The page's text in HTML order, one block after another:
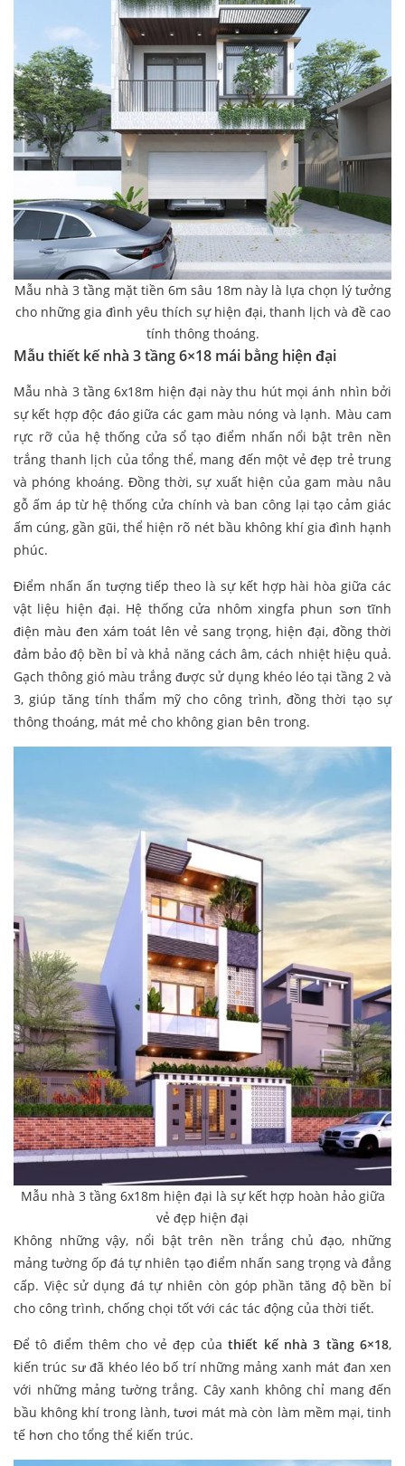
Mẫu nhà 3 tầng mặt tiền 6m sâu 18m này là lựa chọn lý tưởng
cho những gia đình yêu thích sự hiện đại, thanh lịch và đề cao
tính thông thoáng.
Mẫu thiết kế nhà 3 tầng 6×18 mái bằng hiện đại
Mẫu nhà 3 tầng 6x18m hiện đại này thu hút mọi ánh nhìn bởi
sự kết hợp độc đáo giữa các gam màu nóng và lạnh. Màu cam
rực rỡ của hệ thống cửa sổ tạo điểm nhấn nổi bật trên nền
trắng thanh lịch của tổng thể, mang đến một vẻ đẹp trẻ trung
và phóng khoáng. Đồng thời, sự xuất hiện của gam màu nâu
gỗ ấm áp từ hệ thống cửa chính và ban công lại tạo cảm giác
ấm cúng, gần gũi, thể hiện rõ nét bầu không khí gia đình hạnh
phúc.
Điểm nhấn ấn tượng tiếp theo là sự kết hợp hài hòa giữa các
vật liệu hiện đại. Hệ thống cửa nhôm xingfa phun sơn tĩnh
điện màu đen xám toát lên vẻ sang trọng, hiện đại, đồng thời
đảm bảo độ bền bỉ và khả năng cách âm, cách nhiệt hiệu quả.
Gạch thông gió màu trắng được sử dụng khéo léo tại tầng 2 và
3, giúp tăng tính thẩm mỹ cho công trình, đồng thời tạo sự
thông thoáng, mát mẻ cho không gian bên trong.
Mẫu nhà 3 tầng 6x18m hiện đại là sự kết hợp hoàn hảo giữa
vẻ đẹp hiện đại
Không những vậy, nổi bật trên nền trắng chủ đạo, những
mảng tường ốp đá tự nhiên tạo điểm nhấn sang trọng và đẳng
cấp. Việc sử dụng đá tự nhiên còn góp phần tăng độ bền bỉ
cho công trình, chống chọi tốt với các tác động của thời tiết.
Để tô điểm thêm cho vẻ đẹp củathiết kế nhà 3 tầng 6×18,
kiến trúc sư đã khéo léo bố trí những mảng xanh mát đan xen
với những mảng tường trắng. Cây xanh không chỉ mang đến
bầu không khí trong lành, tươi mát mà còn làm mềm mại, tinh
tế hơn cho tổng thể kiến trúc.